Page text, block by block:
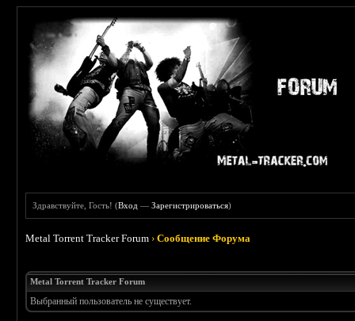
Здравствуйте, Гость! (Вход —Зарегистрироваться)
Metal Torrent Tracker Forum ›Сообщение Форума
Metal Torrent Tracker Forum
Выбранный пользователь не существует.